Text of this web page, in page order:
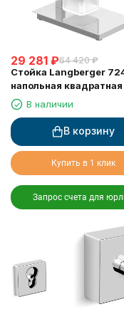
29 281 ₽64 420 ₽
Стойка Langberger
напольная
В наличии
В корзину
Купить в 1 клик
Запрос счета для